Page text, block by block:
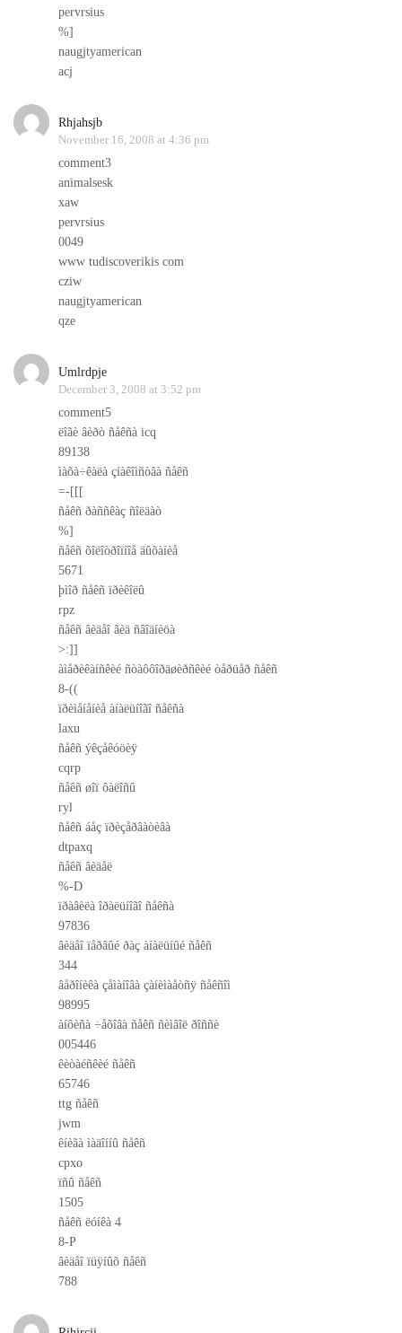
pervrsius
%]
naugjtyamerican
acj
Rhjahsjb
November 16, 2008 at 4:36 pm
comment3
animalsesk
xaw
pervrsius
0049
www tudiscoverikis com
cziw
naugjtyamerican
qze
Umlrdpje
December 3, 2008 at 3:52 pm
comment5
ëîãè âèðò ñåêñà icq
89138
ìàõà÷êàëà çíàêîìñòâà ñåêñ
=-[[[
ñåêñ ðàññêàç ñîëäàò
%]
ñåêñ õîëîòðîïíîå äûõàíèå
5671
þìîð ñåêñ ïðèêîëû
rpz
ñåêñ âèäåî ãèä ñâîäíèöà
>:]]
àìåðèêàíñêèé ñòàôôîðäøèðñêèé òåðüåð ñåêñ
8-((
ïðèìåíåíèå àíàëüíîãî ñåêñà
laxu
ñåêñ ýêçåêóöèÿ
cqrp
ñåêñ øîï ôàëîñû
ryl
ñåêñ áåç ïðèçåðâàòèâà
dtpaxq
ñåêñ âèäåë
%-D
ïðàâèëà îðàëüíîãî ñåêñà
97836
âèäåî ïåðâûé ðàç àíàëüíûé ñåêñ
344
âåðîíèêà çåìàíîâà çàíèìàåòñÿ ñåêñîì
98995
àíôèñà ÷åõîâà ñåêñ ñèìâîë ðîññè
005446
êèòàéñêèé ñåêñ
65746
ttg ñåêñ
jwm
êíèãà ìàäîííû ñåêñ
cpxo
ïñû ñåêñ
1505
ñåêñ ëóíêà 4
8-P
âèäåî ïüÿíûõ ñåêñ
788